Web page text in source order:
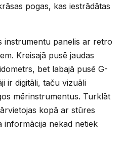
pogas, kas iestrādātas
instrumentu panelis ar retro
Kreisajā pusē jaudas
bet labajā pusē G-
ir digitāli, taču vizuāli
mērinstrumentus. Turklāt
kopā ar stūres
informācija nekad netiek